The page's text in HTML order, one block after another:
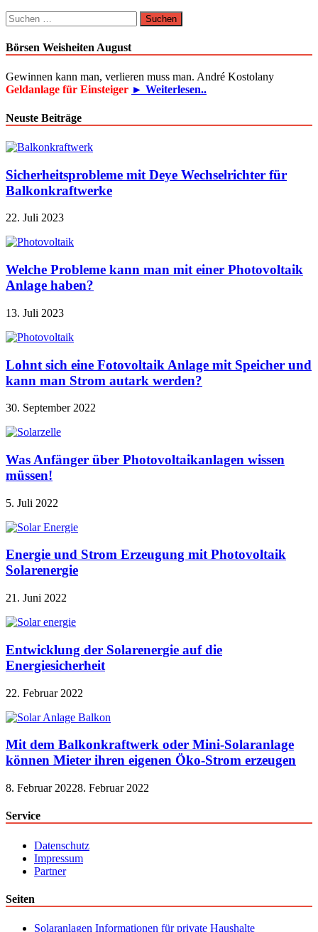
Suchen
nach:
Börsen Weisheiten August
Gewinnen kann man, verlieren muss man. André Kostolany
Geldanlage für Einsteiger ► Weiterlesen..
Neuste Beiträge
Sicherheitsprobleme mit Deye Wechselrichter für
Balkonkraftwerke
22. Juli 2023
Welche Probleme kann man mit einer Photovoltaik
Anlage haben?
13. Juli 2023
Lohnt sich eine Fotovoltaik Anlage mit Speicher und
kann man Strom autark werden?
30. September 2022
Was Anfänger über Photovoltaikanlagen wissen
müssen!
5. Juli 2022
Energie und Strom Erzeugung mit Photovoltaik
Solarenergie
21. Juni 2022
Entwicklung der Solarenergie auf die
Energiesicherheit
22. Februar 2022
Mit dem Balkonkraftwerk oder Mini-Solaranlage
können Mieter ihren eigenen Öko-Strom erzeugen
8. Februar 20228. Februar 2022
Service
Datenschutz
Impressum
Partner
Seiten
Solaranlagen Informationen für private Haushalte